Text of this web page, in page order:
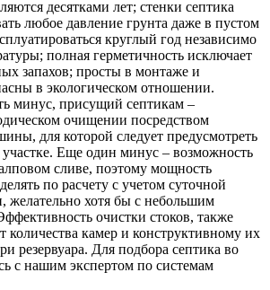
десятками лет; стенки септика
любое давление грунта даже в пустом
круглый год независимо
полная герметичность исключает
запахов; просты в монтаже и
в экологическом отношении.
минус, присущий септикам –
очищении посредством
для которой следует предусмотреть
Еще один минус – возможность
сливе, поэтому мощность
по расчету с учетом суточной
желательно хотя бы с небольшим
очистки стоков, также
количества камер и конструктивному их
резервуара. Для подбора септика во
с нашим экспертом по системам